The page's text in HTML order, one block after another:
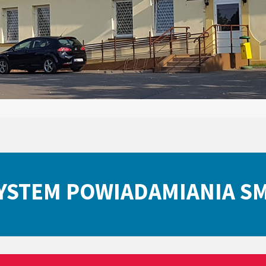
POWIADAMIANIA